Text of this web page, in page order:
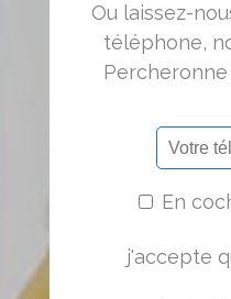
Ou laissez-
téléphone,
En
j'accepte